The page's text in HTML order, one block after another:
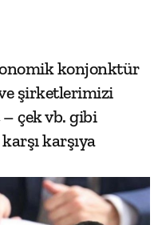
konjonktür
şirketlerimizi
– çek vb. gibi
karşıya